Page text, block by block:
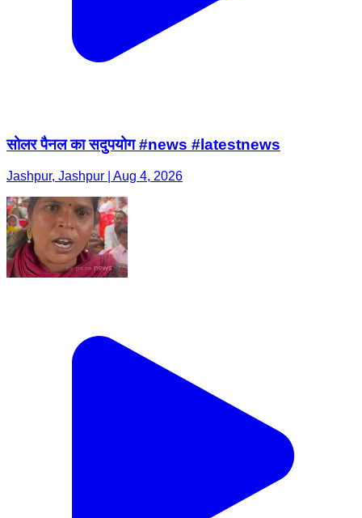
सोलर पैनल का सदुपयोग #news #latestnews
Jashpur, Jashpur | Aug 4, 2026